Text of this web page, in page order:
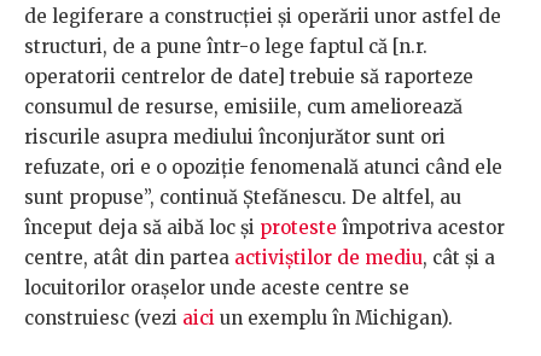
de legiferare a construcției și operării unor astfel de
structuri, de a pune într-o lege faptul că [n.r.
operatorii centrelor de date] trebuie să raporteze
consumul de resurse, emisiile, cum ameliorează
riscurile asupra mediului înconjurător sunt ori
refuzate, ori e o opoziție fenomenală atunci când ele
sunt propuse”, continuă Ștefănescu. De altfel, au
început deja să aibă loc și proteste împotriva acestor
centre, atât din partea activiștilor de mediu, cât și a
locuitorilor orașelor unde aceste centre se
construiesc (vezi aici un exemplu în Michigan).